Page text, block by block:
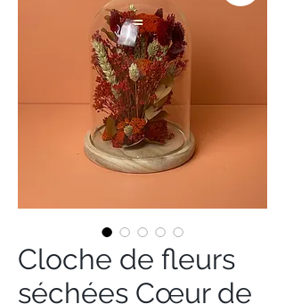
Cloche de fleurs
séchées Cœur de